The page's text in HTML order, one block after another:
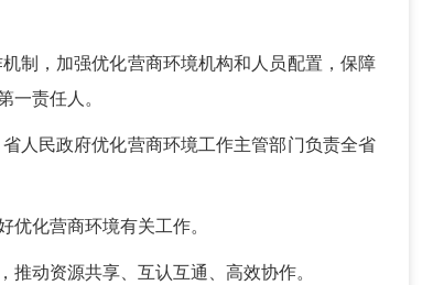
制，加强优化营商环境机构和人员配置，保障
一责任人。
人民政府优化营商环境工作主管部门负责全省
化营商环境有关工作。
动资源共享、互认互通、高效协作。